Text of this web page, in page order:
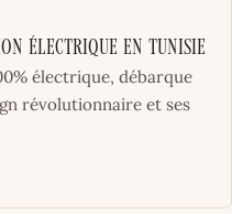
Électrique en Tunisie
électrique, débarque
révolutionnaire et ses